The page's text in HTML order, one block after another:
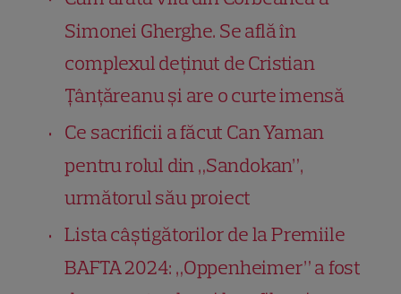
Simonei Gherghe. Se află în
complexul deținut de Cristian
Țânțăreanu și are o curte imensă
Ce sacrificii a făcut Can Yaman
pentru rolul din „Sandokan”,
următorul său proiect
Lista câștigătorilor de la Premiile
BAFTA 2024: „Oppenheimer” a fost